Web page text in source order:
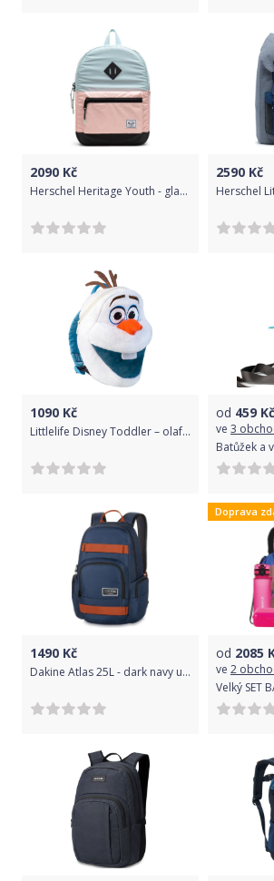
2090 Kč
Herschel Heritage Youth - glacier reflective/cameo rose reflective/black reflective uni
2590 Kč
1090 Kč
Littlelife Disney Toddler – olaf uni
od 459 Kč
ve 3
1490 Kč
Dakine Atlas 25L - dark navy uni
Doprava
od 2085
ve 2